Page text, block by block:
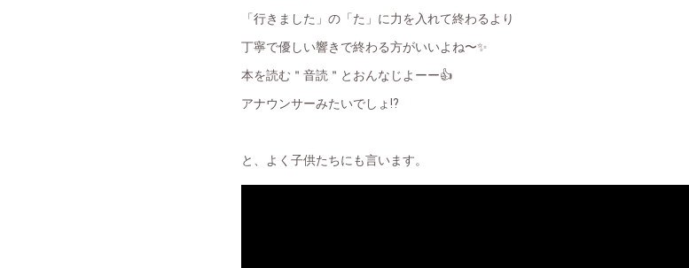
「行きました」の「た」に力を入れて終わるより
丁寧で優しい響きで終わる方がいいよね〜✨
本を読む＂音読＂とおんなじよーー👍
アナウンサーみたいでしょ⁉️
と、よく子供たちにも言います。